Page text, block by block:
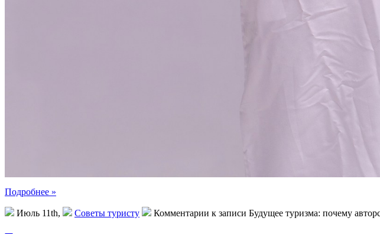
Подробнее »
Июль 11th, Советы туристу Комментарии к записи Будущее туризма: почему